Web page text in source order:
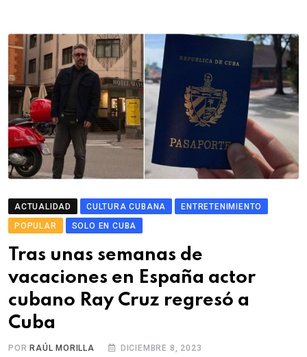
ACTUALIDAD CULTURA CUBANA
ENTRETENIMIENTO
POPULAR
SOLO EN CUBA
Tras unas semanas de
vacaciones en España actor
cubano Ray Cruz regresó a
Cuba
POR RAÚL MORILLA DICIEMBRE 8, 2023